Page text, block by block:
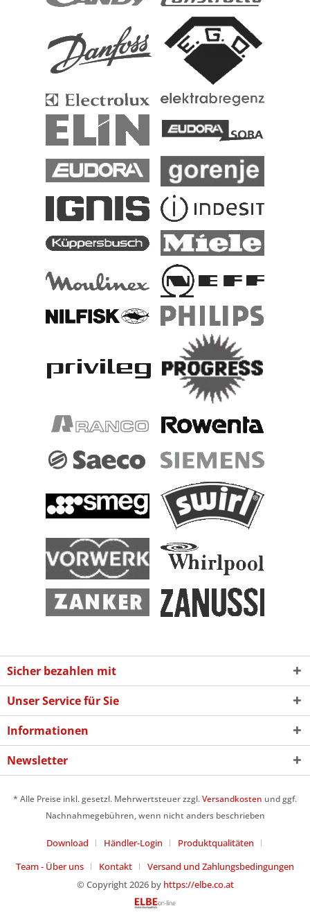
Sicher bezahlen mit
Unser Service für Sie
Informationen
Newsletter
* Alle Preise inkl. gesetzl. Mehrwertsteuer zzgl.Versandkosten und ggf.
Nachnahmegebühren, wenn nicht anders beschrieben
Download Händler-Login
Produktqualitäten
Team - Über uns
Kontakt
Versand und Zahlungsbedingungen
© Copyright 2026 by https://elbe.co.at